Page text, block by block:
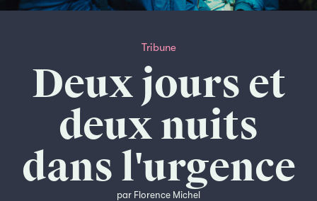
Tribune
Deux jours et
deux nuits
dans l'urgence
par Florence Michel